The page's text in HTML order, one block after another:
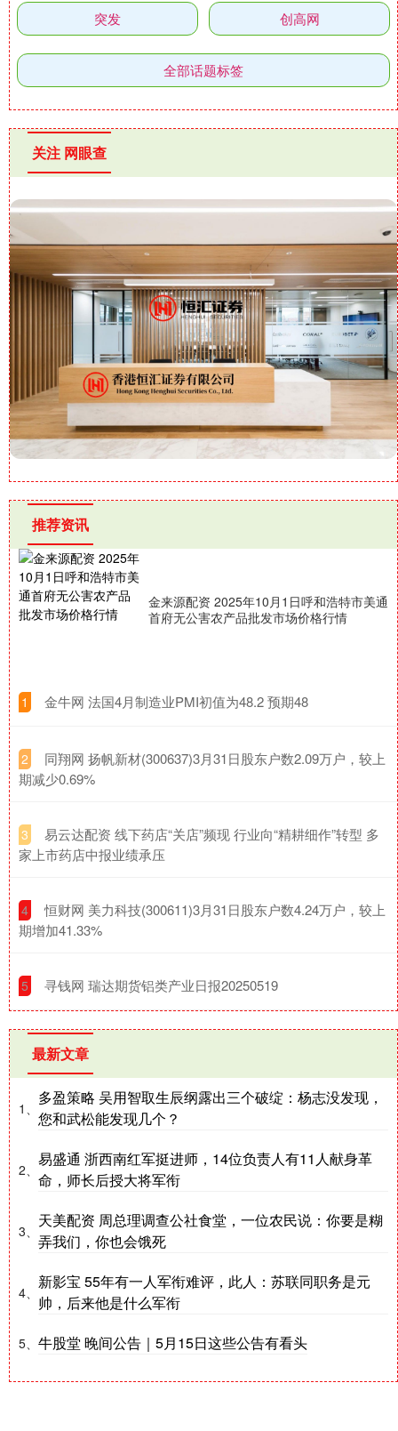
突发 创高网
全部话题标签
关注 网眼查
推荐资讯
金来源配资 2025年10月1日呼和浩特市美通
首府无公害农产品批发市场价格行情
1 ​金牛网 法国4月制造业PMI初值为48.2 预期48
2
​同翔网 扬帆新材(300637)3月31日股东户数2.09万户，较上
期减少0.69%
3
​易云达配资 线下药店“关店”频现 行业向“精耕细作”转型 多
家上市药店中报业绩承压
4
​恒财网 美力科技(300611)3月31日股东户数4.24万户，较上
期增加41.33%
5 ​寻钱网 瑞达期货铝类产业日报20250519
最新文章
1、
多盈策略 吴用智取生辰纲露出三个破绽：杨志没发现，
您和武松能发现几个？
2、
易盛通 浙西南红军挺进师，14位负责人有11人献身革
命，师长后授大将军衔
3、
天美配资 周总理调查公社食堂，一位农民说：你要是糊
弄我们，你也会饿死
4、
新影宝 55年有一人军衔难评，此人：苏联同职务是元
帅，后来他是什么军衔
5、 牛股堂 晚间公告｜5月15日这些公告有看头